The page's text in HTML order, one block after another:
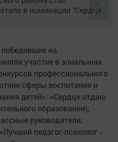
на
участие в зональном
профессионального
сферы воспитания и
детей»: «Сердце отдаю
образования);
руководители,
педагог-психолог -